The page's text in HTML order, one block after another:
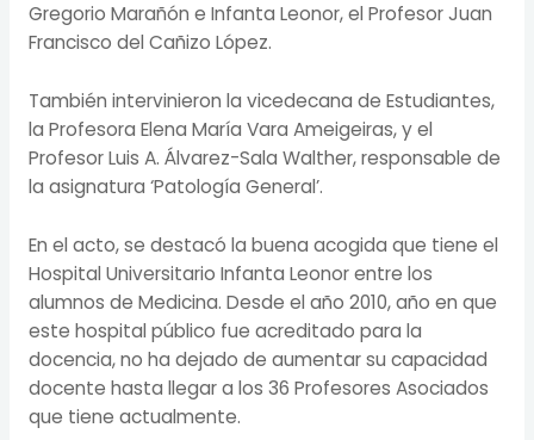
Gregorio Marañón e Infanta Leonor, el Profesor Juan
Francisco del Cañizo López.
También intervinieron la vicedecana de Estudiantes,
la Profesora Elena María Vara Ameigeiras, y el
Profesor Luis A. Álvarez-Sala Walther, responsable de
la asignatura ‘Patología General’.
En el acto, se destacó la buena acogida que tiene el
Hospital Universitario Infanta Leonor entre los
alumnos de Medicina. Desde el año 2010, año en que
este hospital público fue acreditado para la
docencia, no ha dejado de aumentar su capacidad
docente hasta llegar a los 36 Profesores Asociados
que tiene actualmente.